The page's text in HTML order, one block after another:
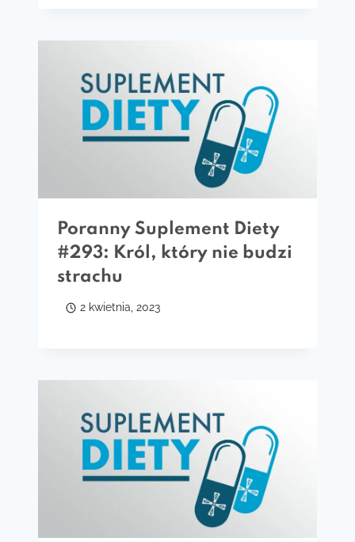
Poranny Suplement Diety
#293: Król, który nie budzi
strachu
2 kwietnia, 2023